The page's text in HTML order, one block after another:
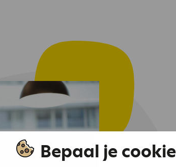
Bepaal je